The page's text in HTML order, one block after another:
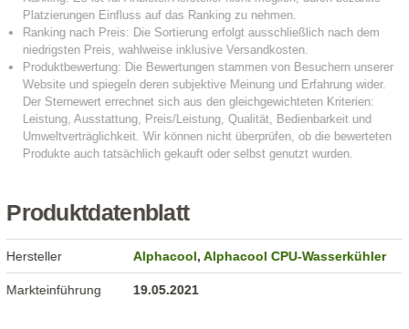
Produktdatenblatt
Hersteller Alphacool,Alphacool CPU-Wasserkühler
Markteinführung 19.05.2021